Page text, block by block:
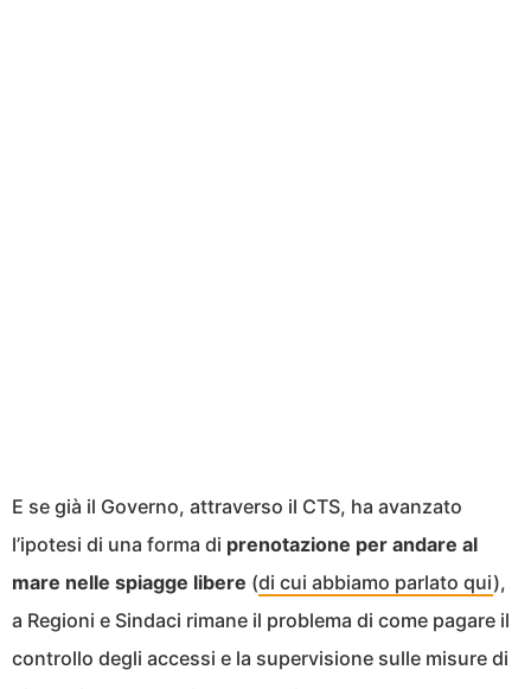
E se già il Governo, attraverso il CTS, ha avanzato
l’ipotesi di una forma di prenotazione per andare al
mare nelle spiagge libere (di cui abbiamo parlato qui),
a Regioni e Sindaci rimane il problema di come pagare il
controllo degli accessi e la supervisione sulle misure di